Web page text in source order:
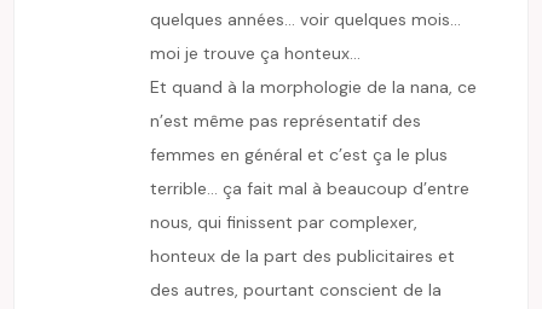
quelques années… voir quelques mois…
moi je trouve ça honteux…
Et quand à la morphologie de la nana, ce
n’est même pas représentatif des
femmes en général et c’est ça le plus
terrible… ça fait mal à beaucoup d’entre
nous, qui finissent par complexer,
honteux de la part des publicitaires et
des autres, pourtant conscient de la